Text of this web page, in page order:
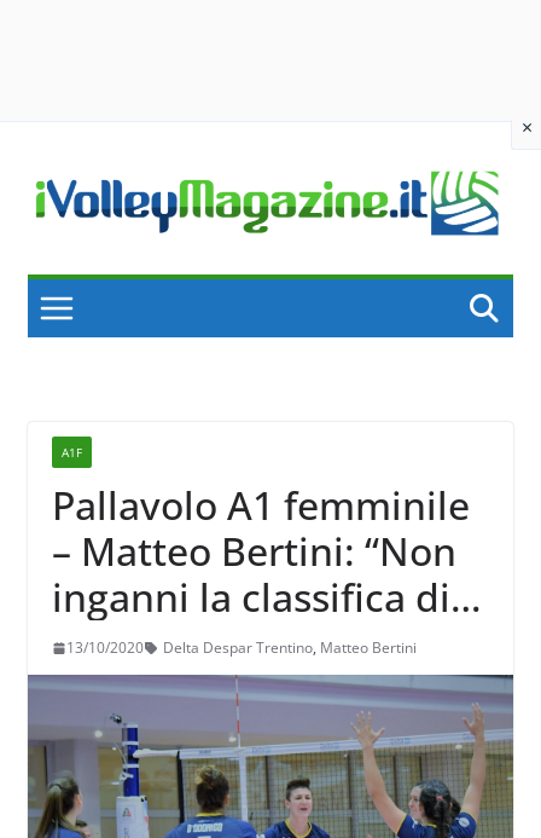
×
content
A1F
Pallavolo A1 femminile
– Matteo Bertini: “Non
inganni la classifica di
Perugia, ci attende una
gara molto complicata”
13/10/2020 Delta Despar Trentino, Matteo Bertini